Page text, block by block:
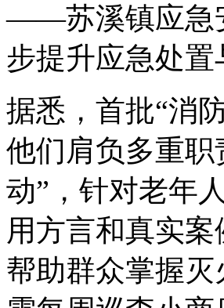
——苏溪镇应急
步提升应急处
据悉，首批“消
他们肩负多重职
动”，针对老年
用方言和真实
帮助群众掌握